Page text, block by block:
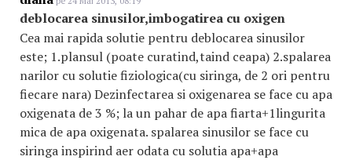
deblocarea sinusilor,imbogatirea cu oxigen
Cea mai rapida solutie pentru deblocarea sinusilor
este; 1.plansul (poate curatind,taind ceapa) 2.spalarea
narilor cu solutie fiziologica(cu siringa, de 2 ori pentru
fiecare nara) Dezinfectarea si oxigenarea se face cu apa
oxigenata de 3 %; la un pahar de apa fiarta+1lingurita
mica de apa oxigenata. spalarea sinusilor se face cu
siringa inspirind aer odata cu solutia apa+apa